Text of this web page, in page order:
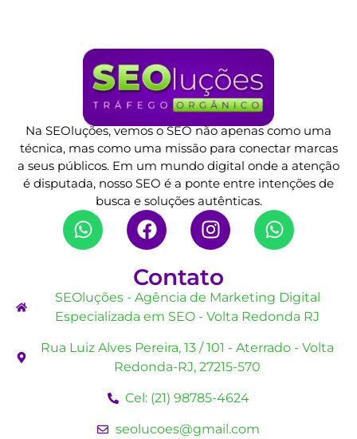
Na SEOluções, vemos o SEO não apenas como uma
técnica, mas como uma missão para conectar marcas
a seus públicos. Em um mundo digital onde a atenção
é disputada, nosso SEO é a ponte entre intenções de
busca e soluções autênticas.
Contato
SEOluções - Agência de Marketing Digital
Especializada em SEO - Volta Redonda RJ
Rua Luiz Alves Pereira, 13 / 101 - Aterrado - Volta
Redonda-RJ, 27215-570
Cel: (21) 98785-4624
seolucoes@gmail.com